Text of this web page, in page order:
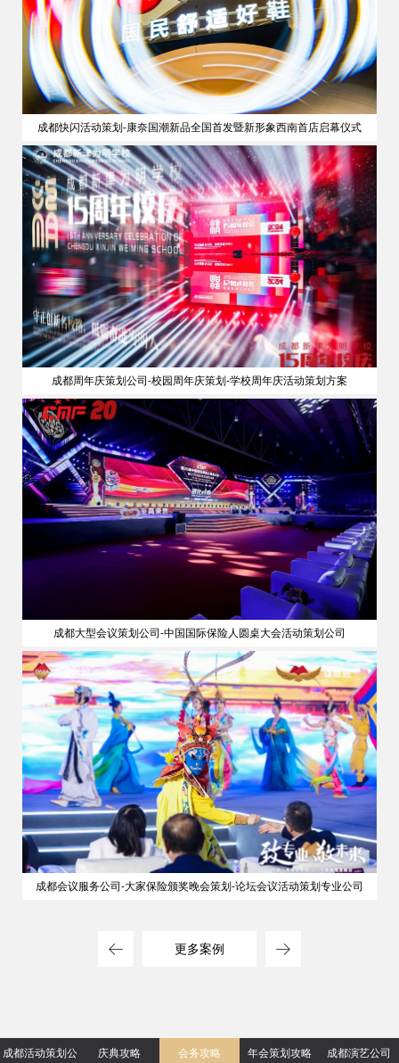
成都快闪活动策划-康奈国潮新品全国首发暨新形象西南首店启幕仪式
成都周年庆策划公司-校园周年庆策划-学校周年庆活动策划方案
成都大型会议策划公司-中国国际保险人圆桌大会活动策划公司
成都会议服务公司-大家保险颁奖晚会策划-论坛会议活动策划专业公司
更多案例
成都活动策划公 庆典攻略 会务攻略 年会策划攻略 成都演艺公司